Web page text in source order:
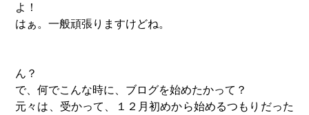
よ！
はぁ。一般頑張りますけどね。
ん？
で、何でこんな時に、ブログを始めたかって？
元々は、受かって、１２月初めから始めるつもりだった